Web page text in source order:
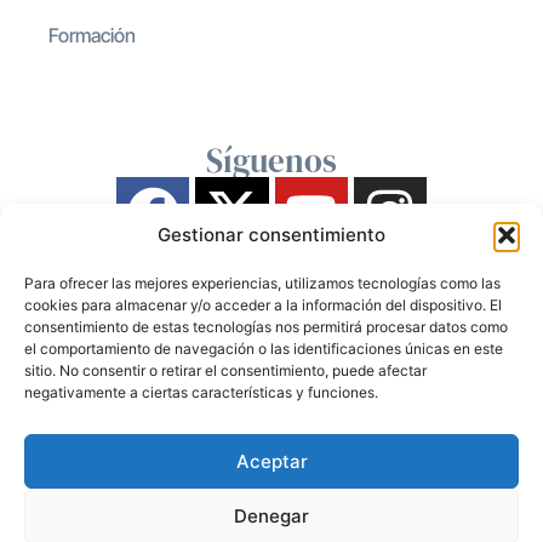
Gestionar consentimiento
Para ofrecer las mejores experiencias, utilizamos tecnologías como las
cookies para almacenar y/o acceder a la información del dispositivo. El
consentimiento de estas tecnologías nos permitirá procesar datos como
el comportamiento de navegación o las identificaciones únicas en este
sitio. No consentir o retirar el consentimiento, puede afectar
negativamente a ciertas características y funciones.
Aceptar
Denegar
Formación
Síguenos